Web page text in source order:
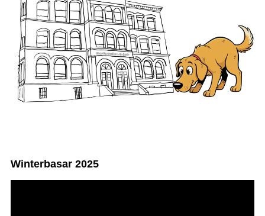
Winterbasar 2025